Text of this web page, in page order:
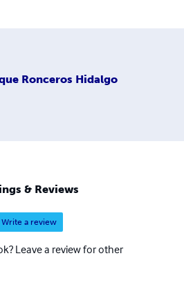
Ronceros Hidalgo
& Reviews
Write a review
Leave a review for other